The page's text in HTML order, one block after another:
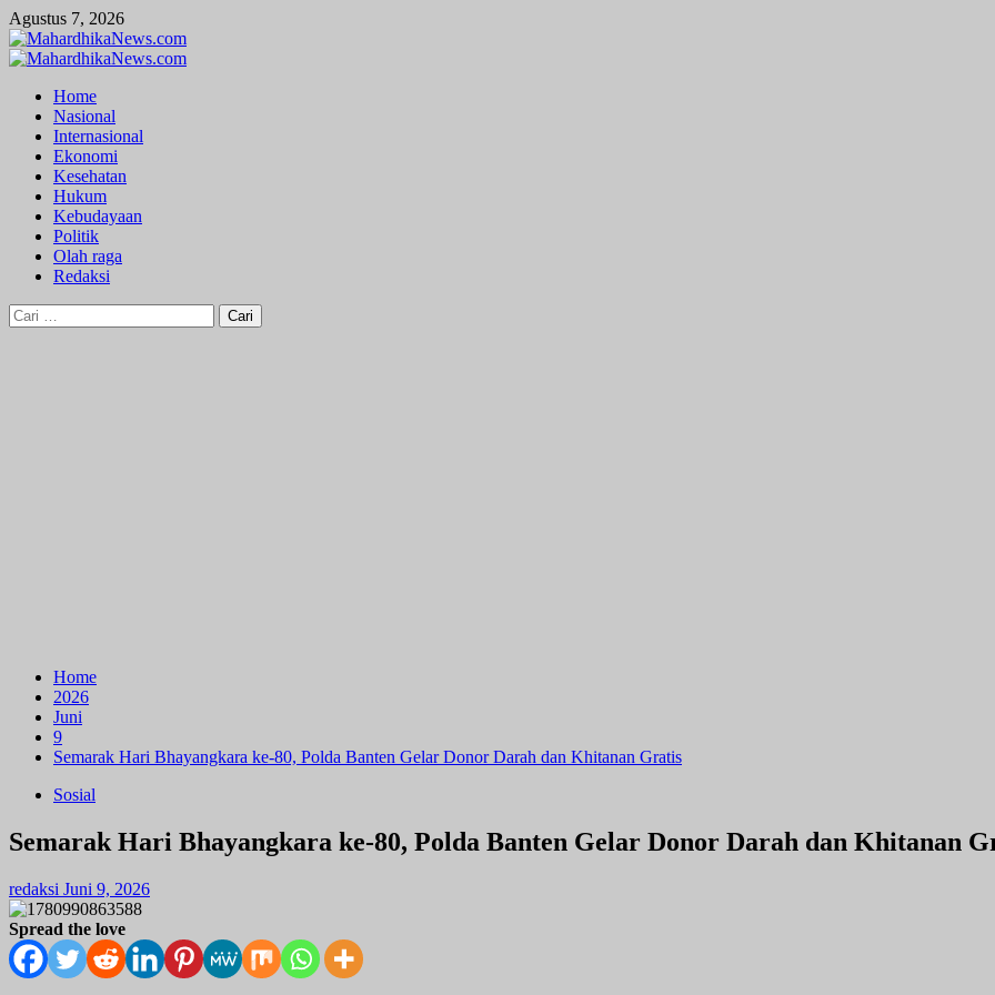
Skip
to
content
Agustus 7, 2026
Primary
Home
Nasional
Internasional
Ekonomi
Kesehatan
Hukum
Kebudayaan
Politik
Olah raga
Redaksi
Cari
untuk:
Home
2026
Juni
9
Semarak Hari Bhayangkara ke-80, Polda Banten Gelar Donor Darah dan Khitanan Gratis
Sosial
Semarak Hari Bhayangkara ke-80, Polda Banten Gelar Donor Darah dan Khitanan
redaksi Juni 9, 2026
Spread the love